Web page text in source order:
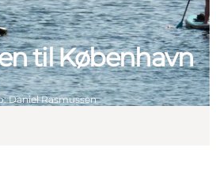
til København
: Daniel Rasmussen